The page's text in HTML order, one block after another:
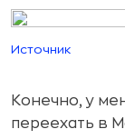
Источник
Конечно, у
переехать в